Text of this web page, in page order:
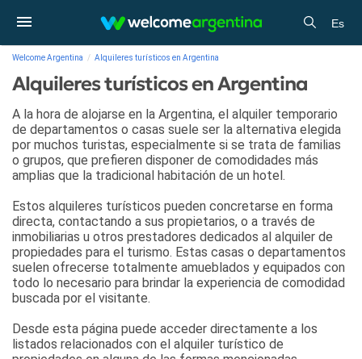
Es
Welcome Argentina Alquileres turísticos en Argentina
Alquileres turísticos en Argentina
A la hora de alojarse en la Argentina, el alquiler temporario
de departamentos o casas suele ser la alternativa elegida
por muchos turistas, especialmente si se trata de familias
o grupos, que prefieren disponer de comodidades más
amplias que la tradicional habitación de un hotel.
Estos alquileres turísticos pueden concretarse en forma
directa, contactando a sus propietarios, o a través de
inmobiliarias u otros prestadores dedicados al alquiler de
propiedades para el turismo. Estas casas o departamentos
suelen ofrecerse totalmente amueblados y equipados con
todo lo necesario para brindar la experiencia de comodidad
buscada por el visitante.
Desde esta página puede acceder directamente a los
listados relacionados con el alquiler turístico de